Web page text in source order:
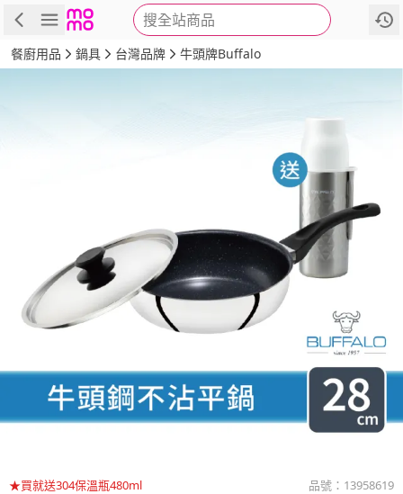
搜全站商品
商品 評價 詳情
餐廚用品 鍋具 台灣品牌 牛頭牌Buffalo
★買就送304保溫瓶480ml 品號： 13958619